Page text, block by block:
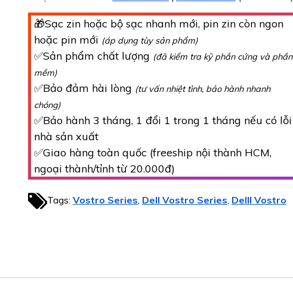
🎁Sạc zin hoặc bộ sạc nhanh mới, pin zin còn ngon
hoặc pin mới (áp dụng tùy sản phẩm)
✅Sản phẩm chất lượng (đã kiểm tra kỹ phần cứng và phần
mềm)
✅Bảo đảm hài lòng (tư vấn nhiệt tình, bảo hành nhanh
chóng)
✅Bảo hành 3 tháng, 1 đổi 1 trong 1 tháng nếu có lỗi
nhà sản xuất
✅Giao hàng toàn quốc (freeship nội thành HCM,
ngoại thành/tỉnh từ 20.000đ)
Tags: Vostro Series Dell Vostro Series Delll Vostro